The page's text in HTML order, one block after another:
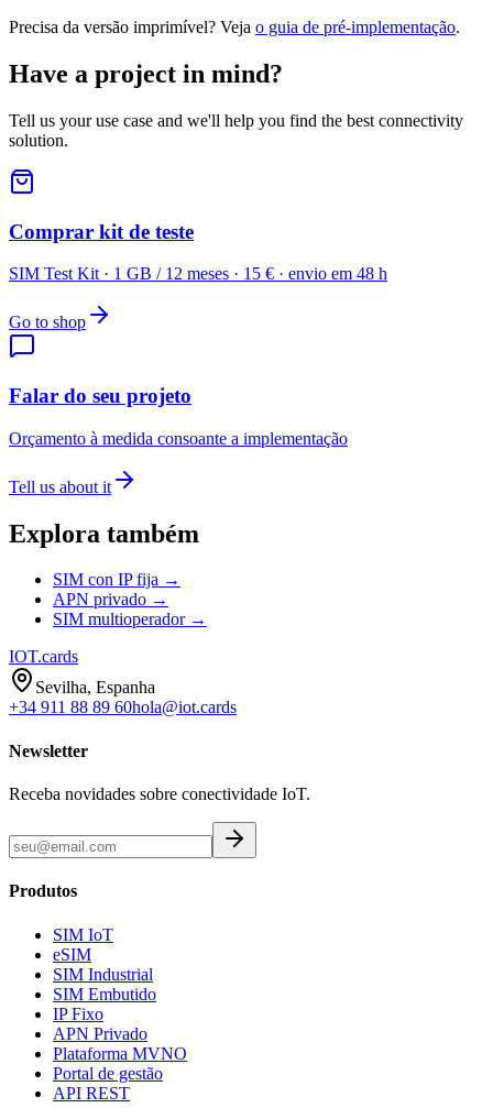
Precisa da versão imprimível? Veja o guia de pré-implementação.
Have a project in mind?
Tell us your use case and we'll help you find the best connectivity
solution.
Comprar kit de teste
SIM Test Kit · 1 GB / 12 meses · 15 € · envio em 48 h
Go to shop
Falar do seu projeto
Orçamento à medida consoante a implementação
Tell us about it
Explora também
SIM con IP fija →
APN privado →
SIM multioperador →
IOT.cards
Sevilha, Espanha
+34 911 88 89 60hola@iot.cards
Newsletter
Receba novidades sobre conectividade IoT.
Produtos
SIM IoT
eSIM
SIM Industrial
SIM Embutido
IP Fixo
APN Privado
Plataforma MVNO
Portal de gestão
API REST